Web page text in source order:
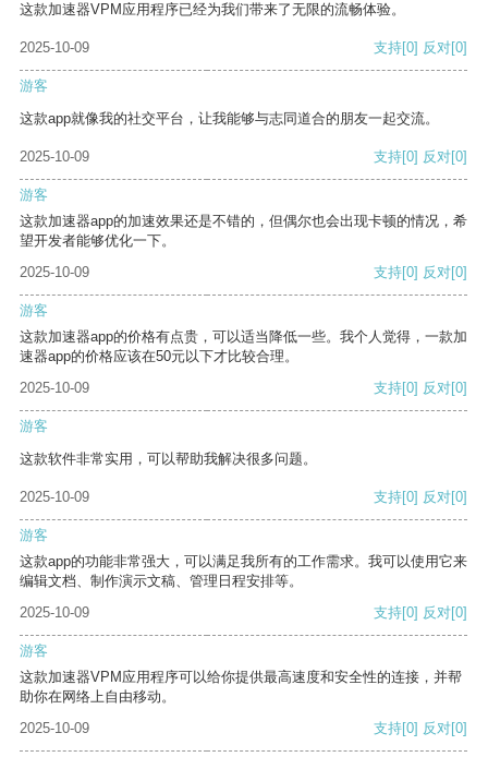
这款加速器VPM应用程序已经为我们带来了无限的流畅体验。
2025-10-09 支持[0] 反对[0]
游客
这款app就像我的社交平台，让我能够与志同道合的朋友一起交流。
2025-10-09 支持[0] 反对[0]
游客
这款加速器app的加速效果还是不错的，但偶尔也会出现卡顿的情况，希
望开发者能够优化一下。
2025-10-09
支持[0] 反对[0]
游客
这款加速器app的价格有点贵，可以适当降低一些。我个人觉得，一款加
速器app的价格应该在50元以下才比较合理。
2025-10-09
支持[0] 反对[0]
游客
这款软件非常实用，可以帮助我解决很多问题。
2025-10-09 支持[0] 反对[0]
游客
这款app的功能非常强大，可以满足我所有的工作需求。我可以使用它来
编辑文档、制作演示文稿、管理日程安排等。
2025-10-09
支持[0] 反对[0]
游客
这款加速器VPM应用程序可以给你提供最高速度和安全性的连接，并帮
助你在网络上自由移动。
2025-10-09
支持[0] 反对[0]